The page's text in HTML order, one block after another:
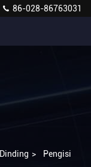
86-028-86763031
> Pengisi